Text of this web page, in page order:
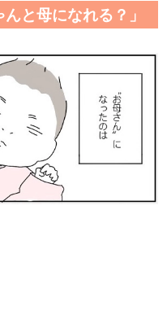
母になれる？」